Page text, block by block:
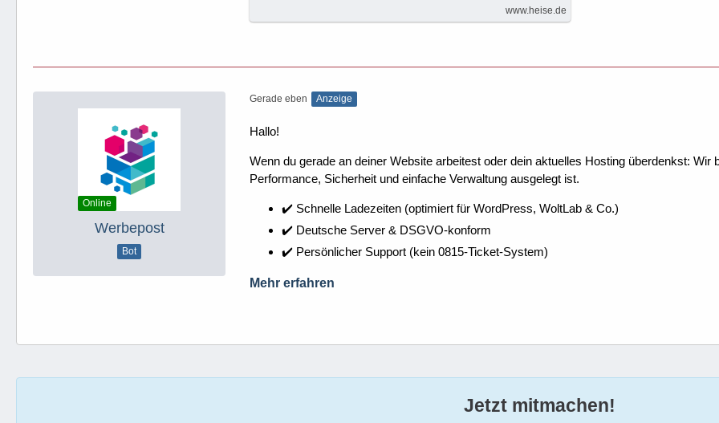
www.heise.de
Online
Werbepost
Bot
Gerade eben Anzeige
Hallo!
Wenn du gerade an deiner Website arbeitest oder dein aktuelles Hosting überdenkst:
Performance, Sicherheit und einfache Verwaltung ausgelegt ist.
✔️ Schnelle Ladezeiten (optimiert für WordPress, WoltLab & Co.)
✔️ Deutsche Server & DSGVO-konform
✔️ Persönlicher Support (kein 0815-Ticket-System)
Mehr erfahren
Jetzt mitmachen!